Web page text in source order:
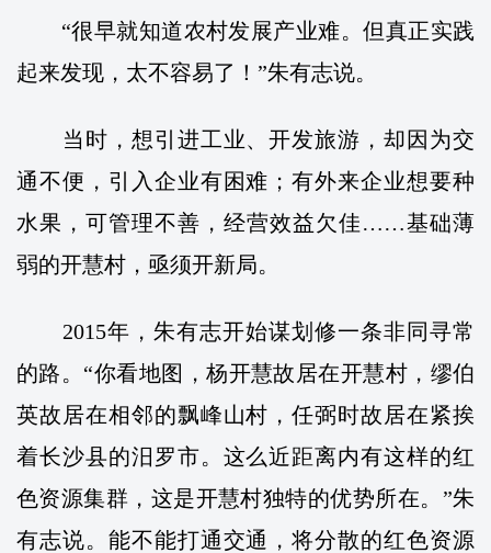
“很早就知道农村发展产业难。但真正实践
起来发现，太不容易了！”朱有志说。
当时，想引进工业、开发旅游，却因为交
通不便，引入企业有困难；有外来企业想要种
水果，可管理不善，经营效益欠佳……基础薄
弱的开慧村，亟须开新局。
2015年，朱有志开始谋划修一条非同寻常
的路。“你看地图，杨开慧故居在开慧村，缪伯
英故居在相邻的飘峰山村，任弼时故居在紧挨
着长沙县的汨罗市。这么近距离内有这样的红
色资源集群，这是开慧村独特的优势所在。”朱
有志说。能不能打通交通，将分散的红色资源